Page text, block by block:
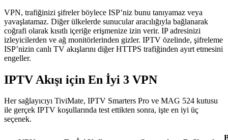
VPN, trafiğinizi şifreler böylece ISP’niz bunu tanıyamaz veya
yavaşlatamaz. Diğer ülkelerde sunucular aracılığıyla bağlanarak
coğrafi olarak kısıtlı içeriğe erişmenize izin verir. IP adresinizi
izleyicilerden ve ağ monitörlerinden gizler. IPTV özelinde, şifreleme
ISP’nizin canlı TV akışlarını diğer HTTPS trafiğinden ayırt etmesini
engeller.
IPTV Akışı için En İyi 3 VPN
Her sağlayıcıyı TiviMate, IPTV Smarters Pro ve MAG 524 kutusu
ile gerçek IPTV koşullarında test ettikten sonra, işte en iyi üç
seçenek.